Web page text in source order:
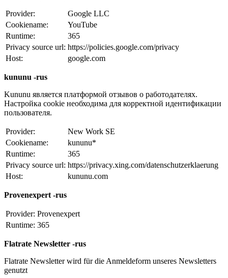
Provider:
Google LLC
Cookiename:
YouTube
Runtime:
365
Privacy source url: https://policies.google.com/privacy
Host:
google.com
kununu -rus
Kununu является платформой отзывов о работодателях.
Настройка cookie необходима для корректной идентификации
пользователя.
Provider:
New Work SE
Cookiename:
kununu*
Runtime:
365
Privacy source url: https://privacy.xing.com/datenschutzerklaerung
Host:
kununu.com
Provenexpert -rus
Provider: Provenexpert
Runtime: 365
Flatrate Newsletter -rus
Flatrate Newsletter wird für die Anmeldeform unseres Newsletters
genutzt